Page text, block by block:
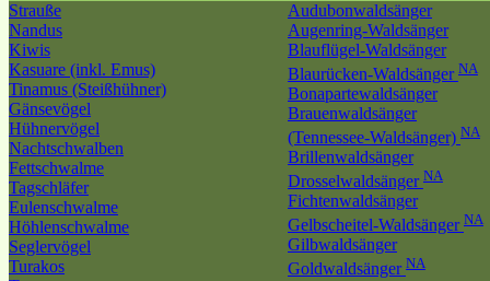
Strauße
Nandus
Kiwis
Kasuare (inkl. Emus)
Tinamus (Steißhühner)
Gänsevögel
Hühnervögel
Nachtschwalben
Fettschwalme
Tagschläfer
Eulenschwalme
Höhlenschwalme
Seglervögel
Turakos
Audubonwaldsänger
Augenring-Waldsänger
Blauflügel-Waldsänger
Blaurücken-Waldsänger NA
Bonapartewaldsänger
Brauenwaldsänger
(Tennessee-Waldsänger) NA
Brillenwaldsänger
Drosselwaldsänger NA
Fichtenwaldsänger
Gelbscheitel-Waldsänger NA
Gilbwaldsänger
Goldwaldsänger NA